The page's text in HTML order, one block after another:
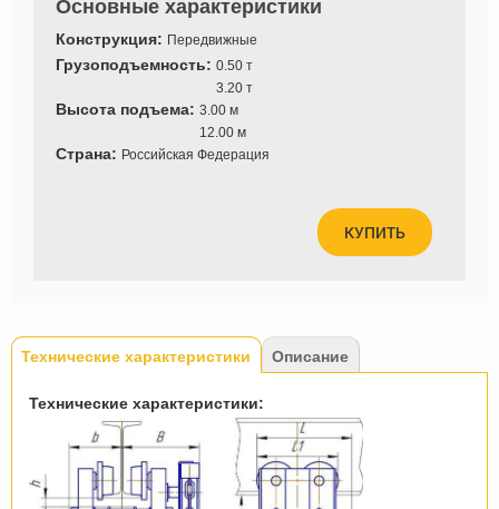
Основные характеристики
Конструкция: Передвижные
Грузоподъемность: 0.50 т
3.20 т
Высота подъема: 3.00 м
12.00 м
Страна: Российская Федерация
КУПИТЬ
Tabs
Технические характеристики (активная
вкладка)
Описание
Технические характеристики: